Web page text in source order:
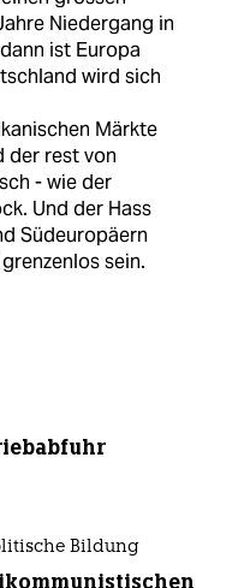
Niedergang in
ist Europa
wird sich
Märkte
der rest von
- wie der
Und der Hass
Südeuropäern
sein.
Bildung